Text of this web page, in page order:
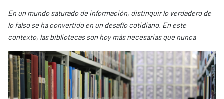
En un mundo saturado de información, distinguir lo verdadero de
lo falso se ha convertido en un desafío cotidiano. En este
contexto, las bibliotecas son hoy más necesarias que nunca